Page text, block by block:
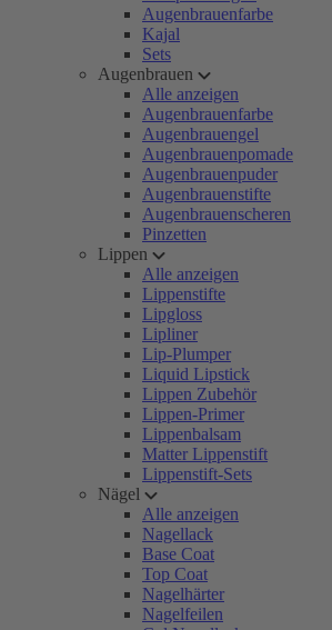
Augenbrauenfarbe
Kajal
Sets
Augenbrauen
Alle anzeigen
Augenbrauenfarbe
Augenbrauengel
Augenbrauenpomade
Augenbrauenpuder
Augenbrauenstifte
Augenbrauenscheren
Pinzetten
Lippen
Alle anzeigen
Lippenstifte
Lipgloss
Lipliner
Lip-Plumper
Liquid Lipstick
Lippen Zubehör
Lippen-Primer
Lippenbalsam
Matter Lippenstift
Lippenstift-Sets
Nägel
Alle anzeigen
Nagellack
Base Coat
Top Coat
Nagelhärter
Nagelfeilen